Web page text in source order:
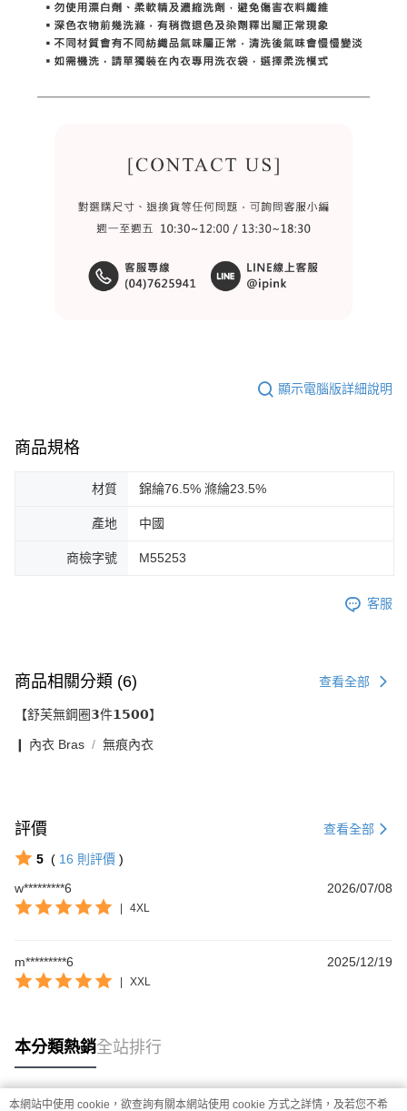
顯示電腦版詳細說明
商品規格
材質 錦綸76.5% 滌綸23.5%
產地 中國
商檢字號 M55253
客服
商品相關分類 (6) 查看全部
【舒芙無鋼圈𝟯件𝟭𝟱𝟬𝟬】
❙ 內衣 Bras 無痕內衣
評價 查看全部
5 ( 16 則評價 )
w*********6
2026/07/08
| 4XL
m*********6 2025/12/19
| XXL
本分類熱銷全站排行
本網站中使用 cookie，欲查詢有關本網站使用 cookie 方式之詳情，及若您不希